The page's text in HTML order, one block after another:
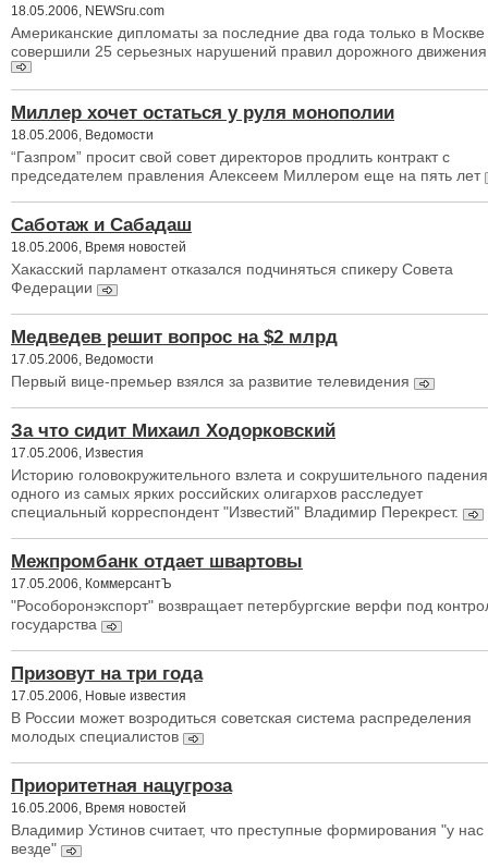
18.05.2006, NEWSru.com
Американские дипломаты за последние два года только в Москве
совершили 25 серьезных нарушений правил дорожного
Миллер хочет остаться у руля монополии
18.05.2006, Ведомости
“Газпром” просит свой совет директоров продлить контракт с
председателем правления Алексеем Миллером еще на пять лет
Саботаж и Сабадаш
18.05.2006, Время новостей
Хакасский парламент отказался подчиняться спикеру Совета
Федерации
Медведев решит вопрос на $2 млрд
17.05.2006, Ведомости
Первый вице-премьер взялся за развитие телевидения
За что сидит Михаил Ходорковский
17.05.2006, Известия
Историю головокружительного взлета и сокрушительного падения
одного из самых ярких российских олигархов расследует
специальный корреспондент "Известий" Владимир Перекрест.
Межпромбанк отдает швартовы
17.05.2006, КоммерсантЪ
"Рособоронэкспорт" возвращает петербургские верфи под
государства
Призовут на три года
17.05.2006, Новые известия
В России может возродиться советская система распределения
молодых специалистов
Приоритетная нацугроза
16.05.2006, Время новостей
Владимир Устинов считает, что преступные формирования "у нас
везде"